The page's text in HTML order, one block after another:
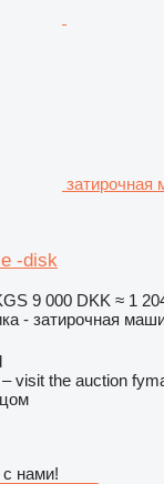
затирочная
-disk
9 000 DKK ≈ 1
- затирочная
visit the auction
нами!